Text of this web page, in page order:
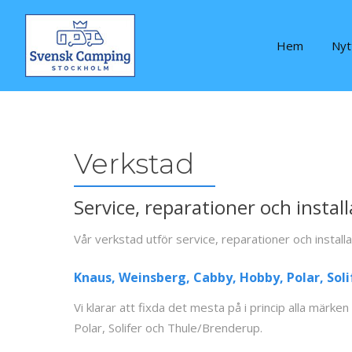
Hem
Verkstad
Service, reparationer och
Vår verkstad utför service, reparationer och
Knaus, Weinsberg, Cabby, Hobby, Polar,
Vi klarar att fixda det mesta på i princip alla
Polar, Solifer och Thule/Brenderup.